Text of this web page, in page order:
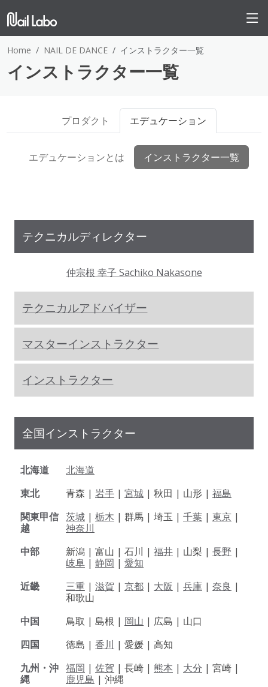
Home NAIL DE DANCE インストラクター一覧
インストラクター一覧
プロダクト エデュケーション
エデュケーションとは インストラクター一覧
テクニカルディレクター
仲宗根 幸子 Sachiko Nakasone
テクニカルアドバイザー
マスターインストラクター
インストラクター
全国インストラクター
北海道
北海道
東北
青森 | 岩手 | 宮城 | 秋田 | 山形 | 福島
関東甲信
越
茨城 | 栃木 | 群馬 | 埼玉 | 千葉 | 東京 |
神奈川
中部
新潟 | 富山 | 石川 | 福井 | 山梨 | 長野 |
岐阜 | 静岡 | 愛知
近畿
三重 | 滋賀 | 京都 | 大阪 | 兵庫 | 奈良 |
和歌山
中国
鳥取 | 島根 | 岡山 | 広島 | 山口
四国
徳島 | 香川 | 愛媛 | 高知
九州・沖
縄
福岡 | 佐賀 | 長崎 | 熊本 | 大分 | 宮崎 |
鹿児島 | 沖縄